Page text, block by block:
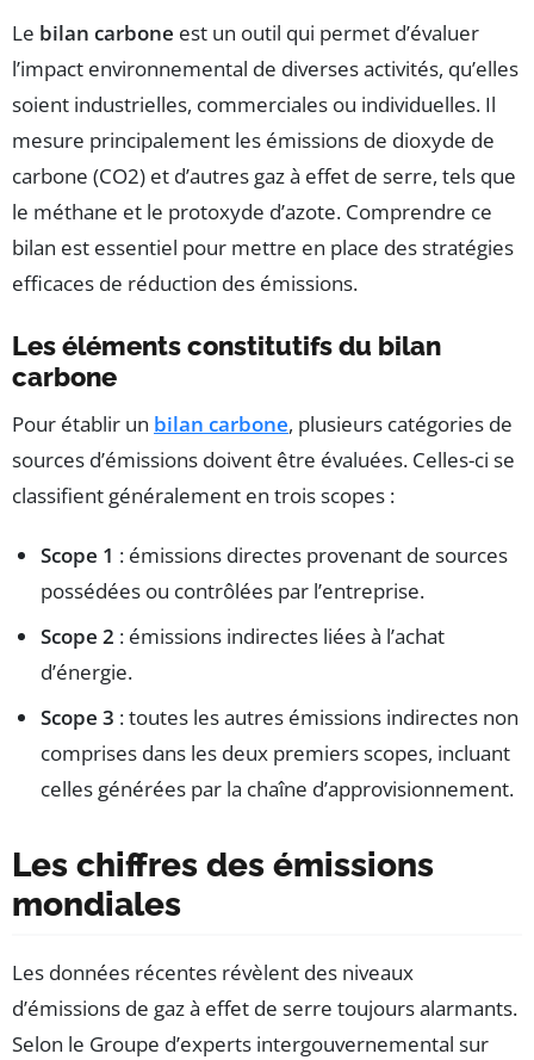
Le bilan carbone est un outil qui permet d’évaluer
l’impact environnemental de diverses activités, qu’elles
soient industrielles, commerciales ou individuelles. Il
mesure principalement les émissions de dioxyde de
carbone (CO2) et d’autres gaz à effet de serre, tels que
le méthane et le protoxyde d’azote. Comprendre ce
bilan est essentiel pour mettre en place des stratégies
efficaces de réduction des émissions.
Les éléments constitutifs du bilan
carbone
Pour établir un bilan carbone, plusieurs catégories de
sources d’émissions doivent être évaluées. Celles-ci se
classifient généralement en trois scopes :
Scope 1 : émissions directes provenant de sources
possédées ou contrôlées par l’entreprise.
Scope 2 : émissions indirectes liées à l’achat
d’énergie.
Scope 3 : toutes les autres émissions indirectes non
comprises dans les deux premiers scopes, incluant
celles générées par la chaîne d’approvisionnement.
Les chiffres des émissions
mondiales
Les données récentes révèlent des niveaux
d’émissions de gaz à effet de serre toujours alarmants.
Selon le Groupe d’experts intergouvernemental sur